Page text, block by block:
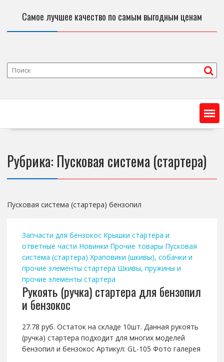
Самое лучшее качество по самым выгодным ценам
Рубрика: Пусковая система (стартера)
Пусковая система (стартера) бензопил
Запчасти для бензокос Крышки стартера и
ответные части Новинки Прочие товары Пусковая
система (стартера) Храповики (шкивы), собачки и
прочие элементы стартера Шкивы, пружины и
прочие элементы стартера
Рукоять (ручка) стартера для бензопил
и бензокос
27.78 руб. Остаток на складе 10шт. Данная рукоять
(ручка) стартера подходит для многих моделей
бензопил и бензокос Артикул: GL-105 Фото галерея